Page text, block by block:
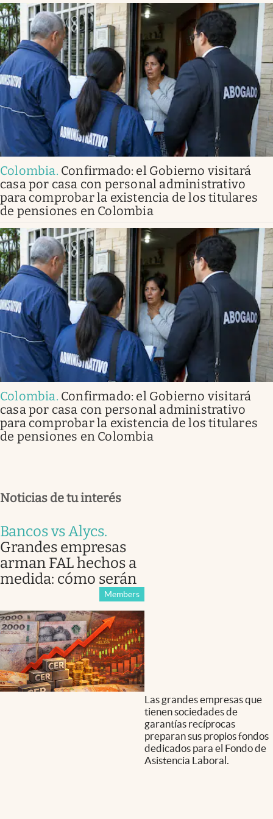
Colombia. Confirmado: el Gobierno visitará
casa por casa con personal administrativo
para comprobar la existencia de los titulares
de pensiones en Colombia
Colombia. Confirmado: el Gobierno visitará
casa por casa con personal administrativo
para comprobar la existencia de los titulares
de pensiones en Colombia
Noticias de tu interés
Bancos vs Alycs.
Grandes empresas
arman FAL hechos a
medida: cómo serán
Members
Las grandes empresas que
tienen sociedades de
garantías recíprocas
preparan sus propios fondos
dedicados para el Fondo de
Asistencia Laboral.